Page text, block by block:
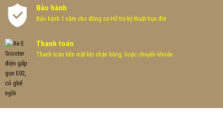
Bảo hành
Bảo hành 1 năm cho động cơ Hổ trợ kỷ thuật trọn đời
Thanh toán
Thanh toán tiền mặt khi nhận hàng, hoặc chuyển khoản